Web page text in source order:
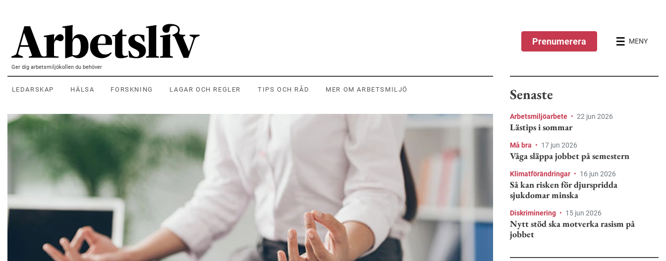
Ger dig arbetsmiljökollen du behöver
LEDARSKAP HÄLSA FORSKNING LAGAR OCH REGLER TIPS OCH RÅD MER OM ARBETSMILJÖ
Prenumerera MENY
Senaste
Arbetsmiljöarbete • 22 jun 2026
Lästips i sommar
Må bra • 17 jun 2026
Våga släppa jobbet på semestern
Klimatförändringar • 16 jun 2026
Så kan risken för djurspridda
sjukdomar minska
Diskriminering • 15 jun 2026
Nytt stöd ska motverka rasism på
jobbet